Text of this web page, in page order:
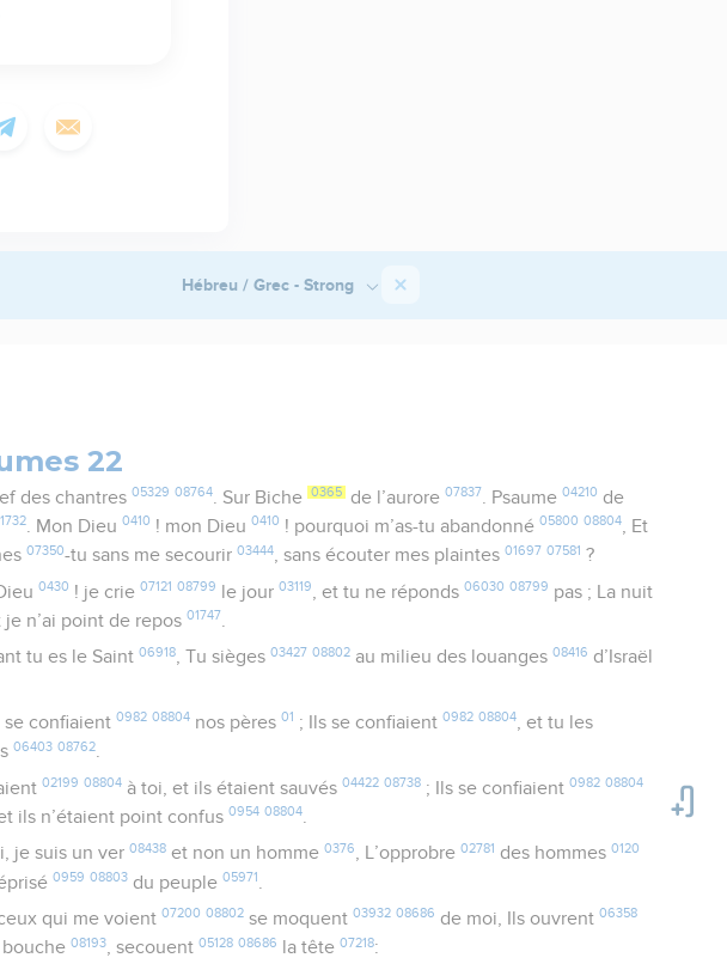
Hébreu / Grec - Strong
22
des chantres 05329 08764. Sur Biche 0365 de l’aurore 07837 . Psaume 04210 de
. Mon Dieu0410 ! mon Dieu0410 ! pourquoi m’as-tu abandonné05800 08804, Et
07350-tu sans me secourir03444, sans écouter mes plaintes01697 07581 ?
0430 ! je crie 07121 08799 le jour 03119 , et tu ne réponds 06030 08799 pas ; La nuit
je n’ai point de repos01747.
tu es le Saint 06918, Tu sièges 03427 08802au milieu des louanges 08416 d’Israël
se confiaient 0982 08804nos pères 01 ; Ils se confiaient 0982 08804, et tu les
06403 08762.
02199 08804à toi, et ils étaient sauvés 04422 08738; Ils se confiaient 0982 08804
ils n’étaient point confus0954 08804.
je suis un ver 08438et non un homme 0376, L’opprobre 02781 des hommes 0120
0959 08803 du peuple05971
qui me voient 07200 08802se moquent 03932 08686 de moi, Ils ouvrent 06358
bouche08193, secouent05128 08686 la tête07218: